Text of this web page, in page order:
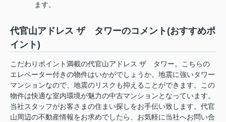
ます。
代官山アドレス ザ タワーのコメント(おすすめポ
イント)
こだわりポイント満載の代官山アドレス ザ タワー。こちらの
エレベーター付きの物件はいかがでしょうか。地震に強いタワー
マンションなので、地震のリスクも抑えることができます。この
物件は快適な室内環境が魅力の中古マンションとなっています。
当社スタッフがお客さまの住まい探しをお手伝い致します。代官
山周辺の不動産情報をお求めでしたら、お気軽に当社へお問い合